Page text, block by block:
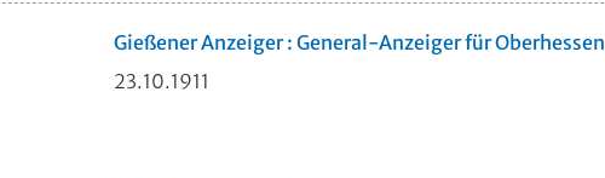
Gießener Anzeiger : General-Anzeiger für Oberhessen
23.10.1911